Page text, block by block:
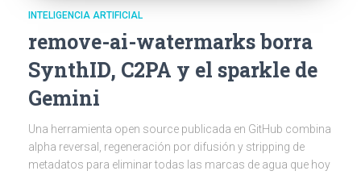
INTELIGENCIA ARTIFICIAL
remove-ai-watermarks borra
SynthID, C2PA y el sparkle de
Gemini
Una herramienta open source publicada en GitHub combina
alpha reversal, regeneración por difusión y stripping de
metadatos para eliminar todas las marcas de agua que hoy